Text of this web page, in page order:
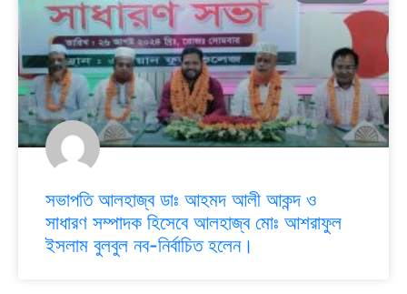
সভাপতি আলহাজ্ব ডাঃ আহমদ আলী আকন্দ ও
সাধারণ সম্পাদক হিসেবে আলহাজ্ব মোঃ আশরাফুল
ইসলাম বুলবুল নব-নির্বাচিত হলেন।